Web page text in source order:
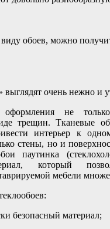
обоев, можно
выглядят очень нежно и
не
трещин. Тканевые
интерьер к
стены, но и
паутинка
который
мебели
безопасный материал;